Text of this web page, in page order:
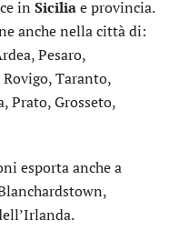
in Siciliae provincia.
anche nella città di:
Pesaro,
Taranto,
Prato, Grosseto,
esporta anche a